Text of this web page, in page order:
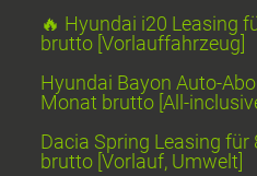
🔥 Hyundai i20 Leasing
brutto [Vorlauffahrzeug]
Hyundai Bayon Auto-
Monat brutto [All-
Dacia Spring Leasing
brutto [Vorlauf, Umwelt]